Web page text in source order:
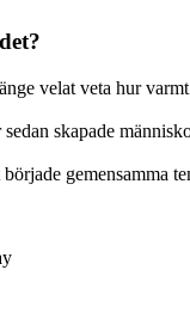
velat veta hur
skapade
gemensamma